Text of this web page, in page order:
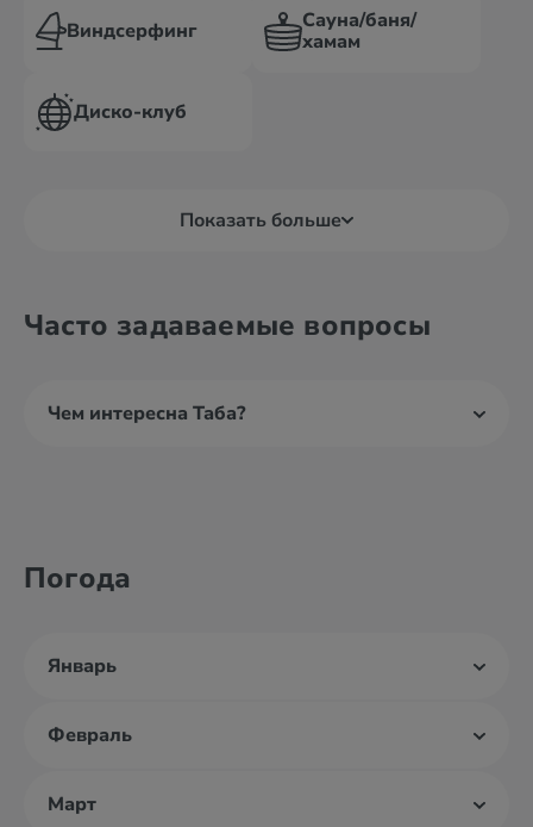
Виндсерфинг
Сауна/баня/
хамам
Диско-клуб
Показать больше
Часто задаваемые вопросы
Чем интересна Таба?
Погода
Январь
Февраль
Март